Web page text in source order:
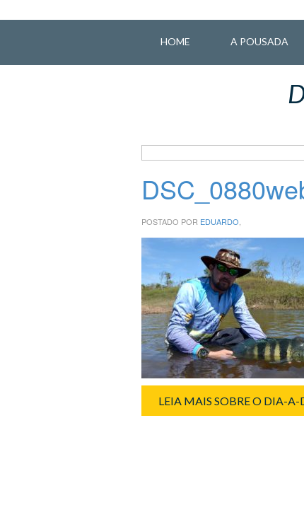
HOME A POUSADA
POSTADO POR EDUARDO,
LEIA MAIS SOBRE O DIA-